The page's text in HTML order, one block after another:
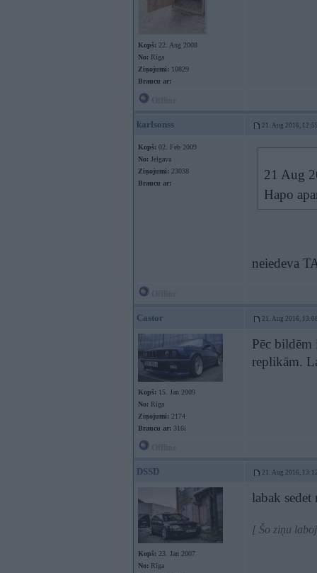
Kopš: 22. Aug 2008
No: Rīga
Ziņojumi: 10829
Braucu ar:
karlsonss 21. Aug 2016,
Kopš: 02. Feb 2009
No: Jelgava
Ziņojumi: 23038
Braucu ar:
21 Aug
Hapo
neiedeva
Castor 21. Aug 2016,
Kopš: 15. Jan 2009
No: Rīga
Ziņojumi: 2174
Braucu ar: 316i
Pēc bildēm
replikām.
DSSD 21. Aug 2016,
Kopš: 23. Jan 2007
No: Rīga
labak
[ Šo ziņu